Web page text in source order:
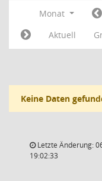
Monat
Aktuell
Keine Daten
Letzte Änderung:
19:02:33